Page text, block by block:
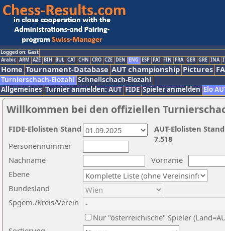
Logged on: Gast
Arabic ARM AZE BIH BUL CAT CHN CRO CZE DEN ENG ESP FAI FIN FRA GER GRE INA
Home Tournament-Database AUT championship Pictures
Turnierschach-Elozahl Schnellschach-Elozahl
Allgemeines Turnier anmelden: AUT FIDE Spieler anmelden Elo
Willkommen bei den offiziellen
Nachname
Vorname
Ebene
Personennummer
Bundesland
Spgem./Kreis/Verein
Nur "österreichische" Spieler
AUT-Elolisten
7.518
FIDE-Elolisten Stand